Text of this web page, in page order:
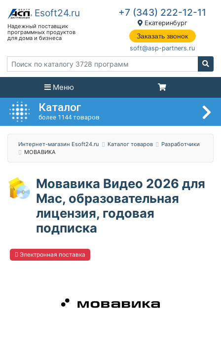
+7 (343) 222-12-11
Екатеринбург
Заказать звонок
soft@asp-partners.ru
Меню
Каталог
более 1144 товаров
Интернет-магазин Esoft24.ru Каталог товаров
Разработчики
МОВАВИКА
Мовавика Видео 2026 для
Мас, образовательная
лицензия, годовая
подписка
Электронная поставка